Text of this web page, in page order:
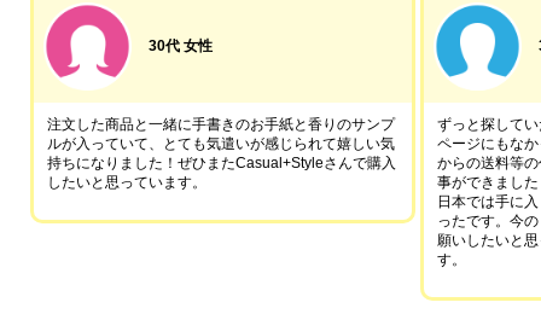
30代 女性
注文した商品と一緒に手書きのお手紙と香りのサンプ
ルが入っていて、とても気遣いが感じられて嬉しい気
持ちになりました！ぜひまたCasual+Styleさんで購入
したいと思っています。
ずっと探して
ページにもな
からの送料等
事ができました
日本では手に
ったです。今
願いしたいと
す。